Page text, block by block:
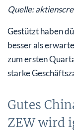
Quelle:
Gestützt haben
besser als
zum ersten
starke
Gutes
ZEW wird